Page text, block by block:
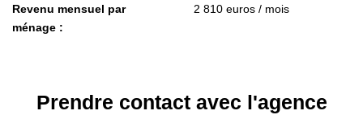
Revenu mensuel par
ménage :
2 810 euros / mois
Prendre contact avec l'agence